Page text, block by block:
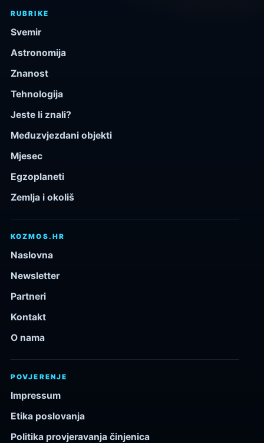
RUBRIKE
Svemir
Astronomija
Znanost
Tehnologija
Jeste li znali?
Međuzvjezdani objekti
Mjesec
Egzoplaneti
Zemlja i okoliš
KOZMOS.HR
Naslovna
Newsletter
Partneri
Kontakt
O nama
POVJERENJE
Impressum
Etika poslovanja
Politika provjeravanja činjenica